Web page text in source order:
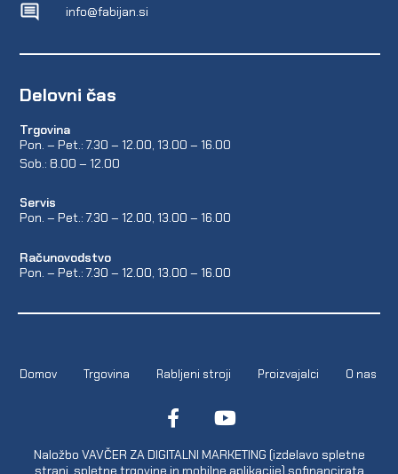
info@fabijan.si
Delovni čas
Trgovina
Pon. – Pet.: 7.30 – 12.00, 13.00 – 16.00
Sob.: 8.00 – 12.00
Servis
Pon. – Pet.: 7.30 – 12.00, 13.00 – 16.00
Računovodstvo
Pon. – Pet.: 7.30 – 12.00, 13.00 – 16.00
Domov Trgovina Rabljeni stroji Proizvajalci O nas
Naložbo VAVČER ZA DIGITALNI MARKETING (izdelavo spletne
strani, spletne trgovine in mobilne aplikacije) sofinancirata